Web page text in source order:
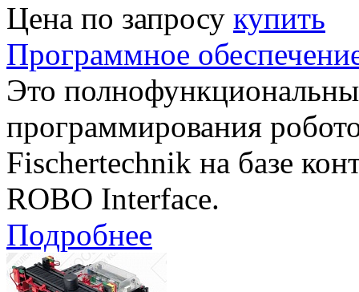
Цена по запросу купить
Программное
Это
программирования
Fischertechnik на базе
ROBO Interface.
Подробнее